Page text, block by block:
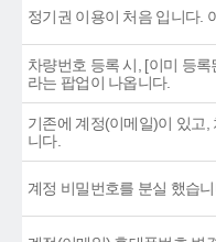
정기권 이용이 처음 입니다.
차량번호 등록 시, [이미 등
라는 팝업이 나옵니다.
기존에 계정(이메일)이 있고,
니다.
계정 비밀번호를 분실 했습니